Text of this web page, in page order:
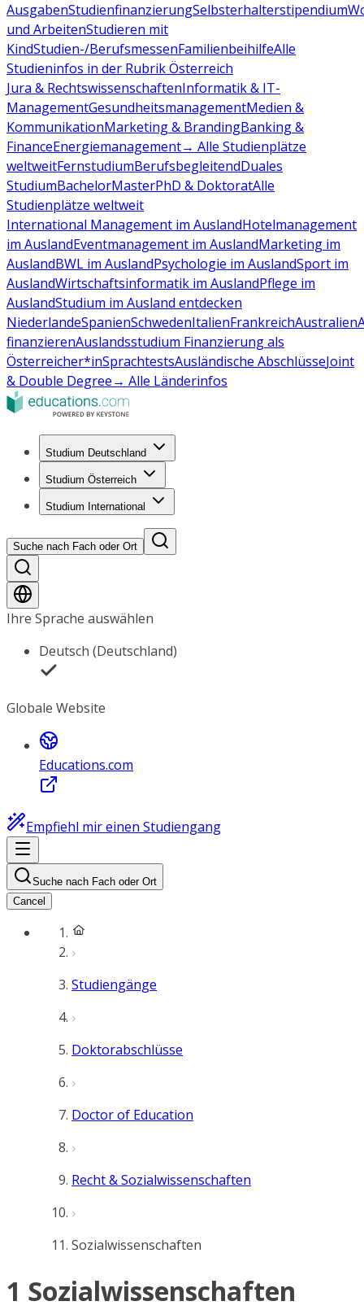
AusgabenStudienfinanzierungSelbsterhalterstipendium
und ArbeitenStudieren mit
KindStudien-/BerufsmessenFamilienbeihilfeAlle
Studieninfos in der Rubrik Österreich
Jura & RechtswissenschaftenInformatik & IT-
ManagementGesundheitsmanagementMedien &
KommunikationMarketing & BrandingBanking &
FinanceEnergiemanagement→ Alle Studienplätze
weltweitFernstudiumBerufsbegleitendDuales
StudiumBachelorMasterPhD & DoktoratAlle
Studienplätze weltweit
International Management im AuslandHotelmanagement
im AuslandEventmanagement im AuslandMarketing im
AuslandBWL im AuslandPsychologie im AuslandSport im
AuslandWirtschaftsinformatik im AuslandPflege im
AuslandStudium im Ausland entdecken
NiederlandeSpanienSchwedenItalienFrankreichAustralien
finanzierenAuslandsstudium Finanzierung als
Österreicher*inSprachtestsAusländische AbschlüsseJoint
& Double Degree→ Alle Länderinfos
Studium Deutschland
Studium Österreich
Studium International
Suche nach Fach oder Ort
Ihre Sprache auswählen
Deutsch (Deutschland)
Globale Website
Educations.com
Empfiehl mir einen Studiengang
Suche nach Fach oder Ort
Cancel
Studiengänge
Doktorabschlüsse
Doctor of Education
Recht & Sozialwissenschaften
Sozialwissenschaften
1 Sozialwissenschaften